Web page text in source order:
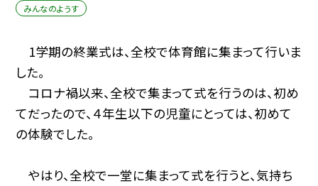
みんなのようす
1学期の終業式は、全校で体育館に集まって行いま
した。
コロナ禍以来、全校で集まって式を行うのは、初め
てだったので、４年生以下の児童にとっては、初めて
の体験でした。
やはり、全校で一堂に集まって式を行うと、気持ち